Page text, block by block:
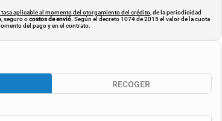
tasa aplicable al momento del otorgamiento del crédito, de la periodicidad
seguro ocostos de envió. Según el decreto 1074 de 2015 el valor de la cuota
del pago y en el contrato.
RECOGER